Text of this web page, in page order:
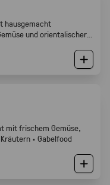
hausgemacht
und orientalischer
mit frischem Gemüse,
· Gabelfood